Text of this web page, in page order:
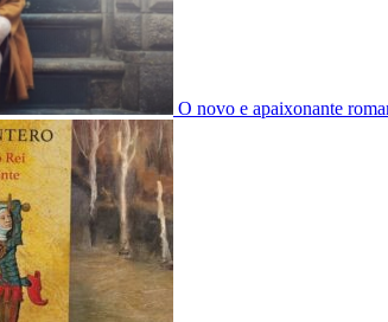
O novo e apaixonante